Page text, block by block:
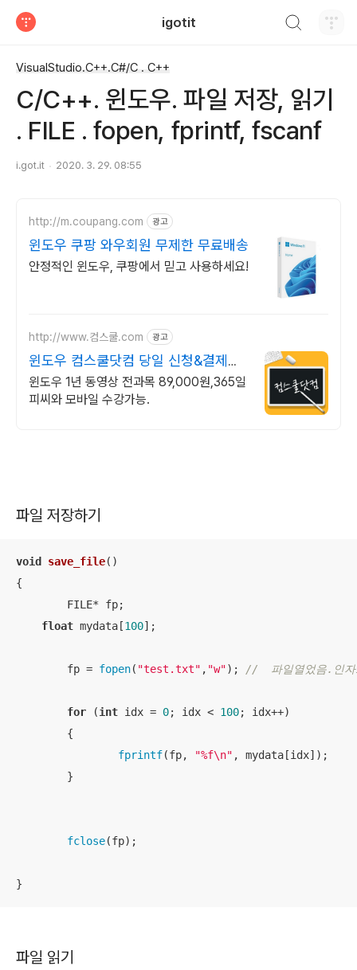
igotit
VisualStudio.C++.C#/C . C++
C/C++. 윈도우. 파일 저장, 읽기
. FILE . fopen, fprintf, fscanf
i.got.it 2020. 3. 29. 08:55
http://m.coupang.com 광고
윈도우 쿠팡 와우회원 무제한 무료배송
안정적인 윈도우, 쿠팡에서 믿고 사용하세요!
http://www.컴스쿨.com 광고
윈도우 컴스쿨닷컴 당일 신청&결제시
기프티콘!
윈도우 1년 동영상 전과목 89,000원,365일
피씨와 모바일 수강가능.
파일 저장하기
void save_file()
{
float mydata[100];
	fp =
fopen( "test.txt" , "w"); //  파일열었음.인
for (int idx = 0; idx < 100; idx++)
fprintf(fp, "%f\n" , mydata[idx]);
fclose(fp);
}
파일 읽기